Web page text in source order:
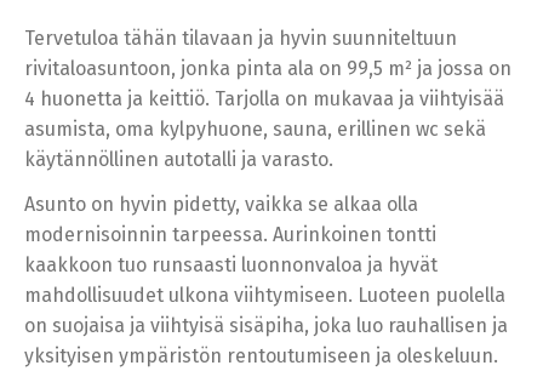
Tervetuloa tähän tilavaan ja hyvin suunniteltuun
rivitaloasuntoon, jonka pinta ala on 99,5 m² ja jossa on
4 huonetta ja keittiö. Tarjolla on mukavaa ja viihtyisää
asumista, oma kylpyhuone, sauna, erillinen wc sekä
käytännöllinen autotalli ja varasto.
Asunto on hyvin pidetty, vaikka se alkaa olla
modernisoinnin tarpeessa. Aurinkoinen tontti
kaakkoon tuo runsaasti luonnonvaloa ja hyvät
mahdollisuudet ulkona viihtymiseen. Luoteen puolella
on suojaisa ja viihtyisä sisäpiha, joka luo rauhallisen ja
yksityisen ympäristön rentoutumiseen ja oleskeluun.